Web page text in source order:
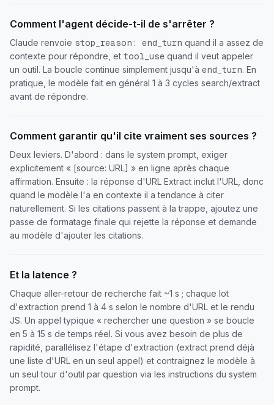
Comment l'agent décide-t-il de s'arrêter ?
Claude renvoie stop_reason: end_turn quand il a assez de
contexte pour répondre, et tool_use quand il veut appeler
un outil. La boucle continue simplement jusqu'à end_turn. En
pratique, le modèle fait en général 1 à 3 cycles search/extract
avant de répondre.
Comment garantir qu'il cite vraiment ses sources ?
Deux leviers. D'abord : dans le system prompt, exiger
explicitement « [source: URL] » en ligne après chaque
affirmation. Ensuite : la réponse d'URL Extract inclut l'URL, donc
quand le modèle l'a en contexte il a tendance à citer
naturellement. Si les citations passent à la trappe, ajoutez une
passe de formatage finale qui rejette la réponse et demande
au modèle d'ajouter les citations.
Et la latence ?
Chaque aller-retour de recherche fait ~1 s ; chaque lot
d'extraction prend 1 à 4 s selon le nombre d'URL et le rendu
JS. Un appel typique « rechercher une question » se boucle
en 5 à 15 s de temps réel. Si vous avez besoin de plus de
rapidité, parallélisez l'étape d'extraction (extract prend déjà
une liste d'URL en un seul appel) et contraignez le modèle à
un seul tour d'outil par question via les instructions du system
prompt.